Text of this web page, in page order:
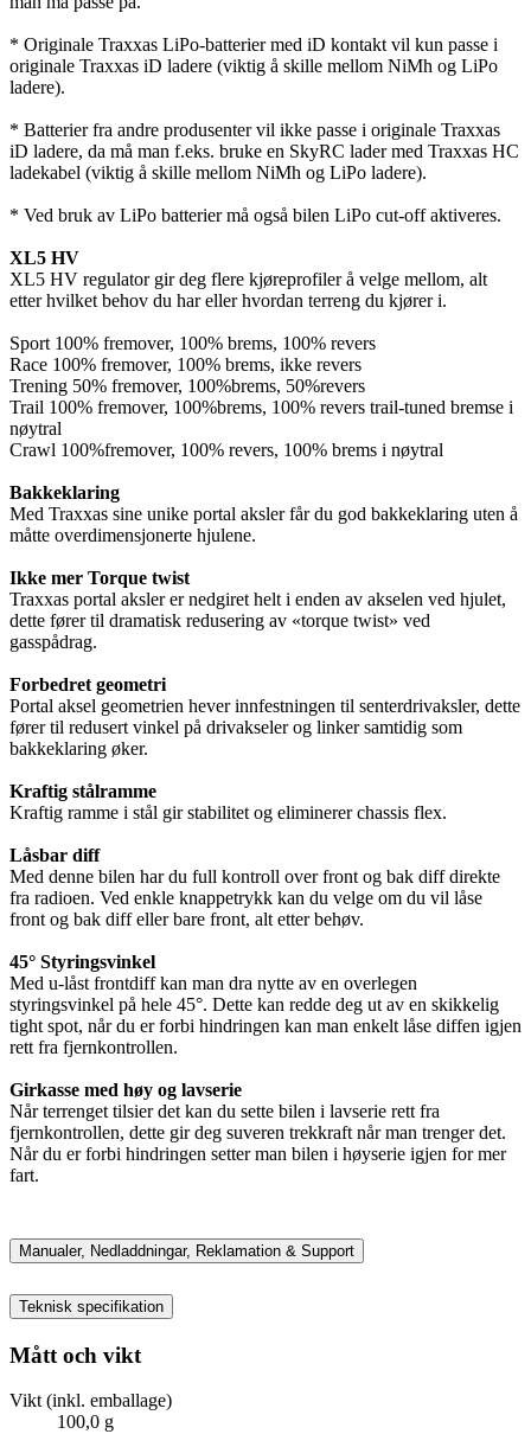
* Originale Traxxas LiPo-batterier med iD kontakt vil kun passe i
originale Traxxas iD ladere (viktig å skille mellom NiMh og LiPo
ladere).
* Batterier fra andre produsenter vil ikke passe i originale Traxxas
iD ladere, da må man f.eks. bruke en SkyRC lader med Traxxas HC
ladekabel (viktig å skille mellom NiMh og LiPo ladere).
* Ved bruk av LiPo batterier må også bilen LiPo cut-off aktiveres.
XL5 HV
XL5 HV regulator gir deg flere kjøreprofiler å velge mellom, alt
etter hvilket behov du har eller hvordan terreng du kjører i.
Sport 100% fremover, 100% brems, 100% revers
Race 100% fremover, 100% brems, ikke revers
Trening 50% fremover, 100%brems, 50%revers
Trail 100% fremover, 100%brems, 100% revers trail-tuned bremse i
nøytral
Crawl 100%fremover, 100% revers, 100% brems i nøytral
Bakkeklaring
Med Traxxas sine unike portal aksler får du god bakkeklaring uten å
måtte overdimensjonerte hjulene.
Ikke mer Torque twist
Traxxas portal aksler er nedgiret helt i enden av akselen ved hjulet,
dette fører til dramatisk redusering av «torque twist» ved
gasspådrag.
Forbedret geometri
Portal aksel geometrien hever innfestningen til senterdrivaksler, dette
fører til redusert vinkel på drivakseler og linker samtidig som
bakkeklaring øker.
Kraftig stålramme
Kraftig ramme i stål gir stabilitet og eliminerer chassis flex.
Låsbar diff
Med denne bilen har du full kontroll over front og bak diff direkte
fra radioen. Ved enkle knappetrykk kan du velge om du vil låse
front og bak diff eller bare front, alt etter behøv.
45° Styringsvinkel
Med u-låst frontdiff kan man dra nytte av en overlegen
styringsvinkel på hele 45°. Dette kan redde deg ut av en skikkelig
tight spot, når du er forbi hindringen kan man enkelt låse diffen igjen
rett fra fjernkontrollen.
Girkasse med høy og lavserie
Når terrenget tilsier det kan du sette bilen i lavserie rett fra
fjernkontrollen, dette gir deg suveren trekkraft når man trenger det.
Når du er forbi hindringen setter man bilen i høyserie igjen for mer
fart.
Manualer, Nedladdningar, Reklamation & Support
Teknisk specifikation
Mått och vikt
Vikt (inkl. emballage)
100,0 g